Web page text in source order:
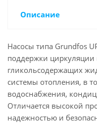
Описание
Насосы типа Grundfos
поддержки
гликольсодержащих
системы отопления, в
водоснабжения,
Отличается высокой
надежностью и